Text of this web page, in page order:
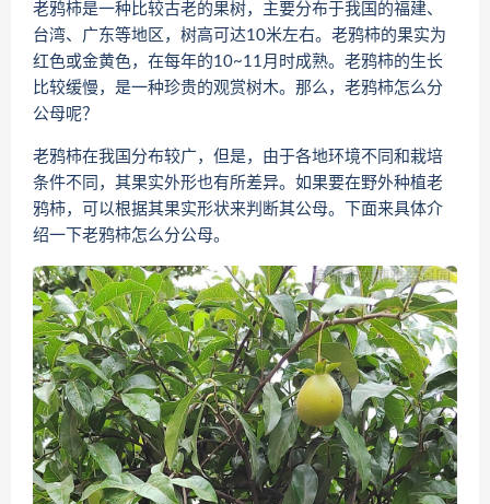
老鸦柿是一种比较古老的果树，主要分布于我国的福建、
台湾、广东等地区，树高可达10米左右。老鸦柿的果实为
红色或金黄色，在每年的10~11月时成熟。老鸦柿的生长
比较缓慢，是一种珍贵的观赏树木。那么，老鸦柿怎么分
公母呢？
老鸦柿在我国分布较广，但是，由于各地环境不同和栽培
条件不同，其果实外形也有所差异。如果要在野外种植老
鸦柿，可以根据其果实形状来判断其公母。下面来具体介
绍一下老鸦柿怎么分公母。